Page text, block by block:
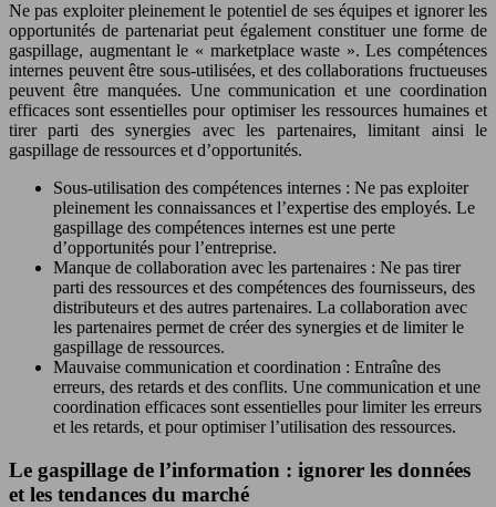
Ne pas exploiter pleinement le potentiel de ses équipes et ignorer les
opportunités de partenariat peut également constituer une forme de
gaspillage, augmentant le « marketplace waste ». Les compétences
internes peuvent être sous-utilisées, et des collaborations fructueuses
peuvent être manquées. Une communication et une coordination
efficaces sont essentielles pour optimiser les ressources humaines et
tirer parti des synergies avec les partenaires, limitant ainsi le
gaspillage de ressources et d’opportunités.
Sous-utilisation des compétences internes : Ne pas exploiter
pleinement les connaissances et l’expertise des employés. Le
gaspillage des compétences internes est une perte
d’opportunités pour l’entreprise.
Manque de collaboration avec les partenaires : Ne pas tirer
parti des ressources et des compétences des fournisseurs, des
distributeurs et des autres partenaires. La collaboration avec
les partenaires permet de créer des synergies et de limiter le
gaspillage de ressources.
Mauvaise communication et coordination : Entraîne des
erreurs, des retards et des conflits. Une communication et une
coordination efficaces sont essentielles pour limiter les erreurs
et les retards, et pour optimiser l’utilisation des ressources.
Le gaspillage de l’information : ignorer les données
et les tendances du marché